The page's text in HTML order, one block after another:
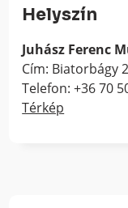
Helyszín
Juhász Ferenc
Cím: Biatorbágy
Telefon: +36 70
Térkép